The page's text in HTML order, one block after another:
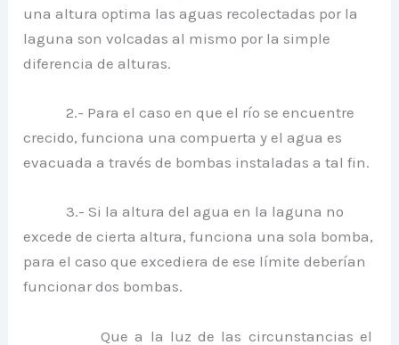
una altura optima las aguas recolectadas por la
laguna son volcadas al mismo por la simple
diferencia de alturas.
2.- Para el caso en que el río se encuentre
crecido, funciona una compuerta y el agua es
evacuada a través de bombas instaladas a tal fin.
3.- Si la altura del agua en la laguna no
excede de cierta altura, funciona una sola bomba,
para el caso que excediera de ese límite deberían
funcionar dos bombas.
Que a la luz de las circunstancias el